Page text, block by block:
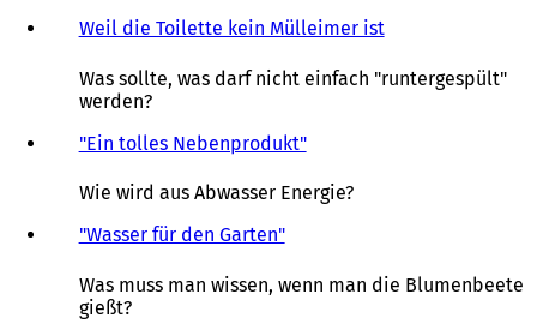
Weil die Toilette kein Mülleimer ist
Was sollte, was darf nicht einfach "runtergespült"
werden?
"Ein tolles Nebenprodukt"
Wie wird aus Abwasser Energie?
"Wasser für den Garten"
Was muss man wissen, wenn man die Blumenbeete
gießt?